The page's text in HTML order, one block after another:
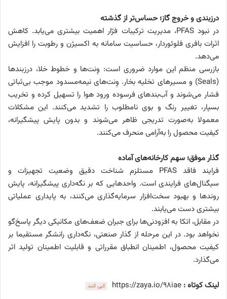
درز‌بندی و خروج گاز؛ حساس‌تر از گذشته
در نبود PFAS، مدیریت ترکیبات فرّار اهمیت بیشتری می‌یابد. کاهش
اثرات بافری فلوئوردار، حساسیت سامانه به اکسیژن و رطوبت را افزایش
می‌دهد.
بازرسی منظم این موارد ضروری است: وِنت‌ها و خطوط خلا، درز‌بندها
(Seals) و مسیرهای تخلیه بخار. وِنت‌های نیمه‌مسدود موجب بی‌ثباتی
فشار می‌شوند و آب‌بندهای فرسوده ورود هوا را تسهیل کرده و تخریب
بسپار، تغییر رنگ و بوی نامطلوب را تشدید می‌کنند. این مشکلات
معمولا به‌صورت تدریجی ظاهر می‌شوند و بدون پایش پیشگیرانه،
کیفیت محصول را به‌آرامی منحرف می‌کنند.
گذار موفق؛ سهم کارخانه‌های آماده
فرایند فاقد PFAS مستلزم شناخت دقیق وضعیت تجهیزات و
سیگنال‌های فرایندی است. واحدهایی که بر نگه‌داری پیشگیرانه، پایش
روندها و بهبود سخت‌افزار سرمایه‌گذاری می‌کنند، به پایداری عملیاتی
بیشتری دست می‌یابند.
در مقابل، اتکا به افزودنی‌ها برای جبران ضعف‌های مکانیکی دیگر پاسخ‌گو
نخواهد بود. در این مرحله از گذار صنعتی، نگه‌داری رانشگر مستقیما بر
کیفیت محصول، اطمینان انطباق مقرراتی و قابلیت اطمینان تولید اثر
می‌گذارد.
لینک کوتاه : https://zaya.io/98iae کپی کنید